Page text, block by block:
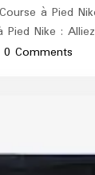
à Pied
Pied Nike :
0 Comments